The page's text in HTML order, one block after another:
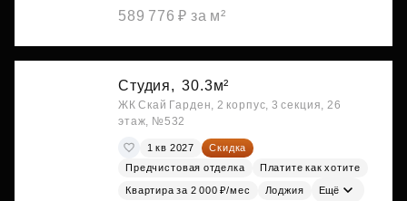
589 776 ₽ за м²
Студия, 30.3м²
ЖК Скай Гарден, 2 корпус, 3 секция, 26
этаж, №532
1 кв 2027
Скидка
Предчистовая отделка
Платите как хотите
Квартира за 2 000 ₽/мес Лоджия Ещё